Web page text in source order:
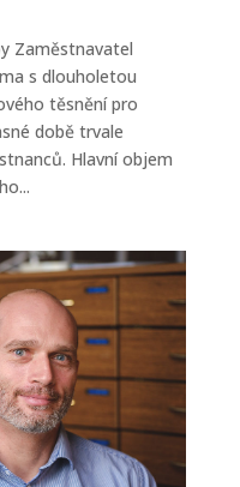
Zaměstnavatel
s dlouholetou
těsnění pro
době trvale
Hlavní objem